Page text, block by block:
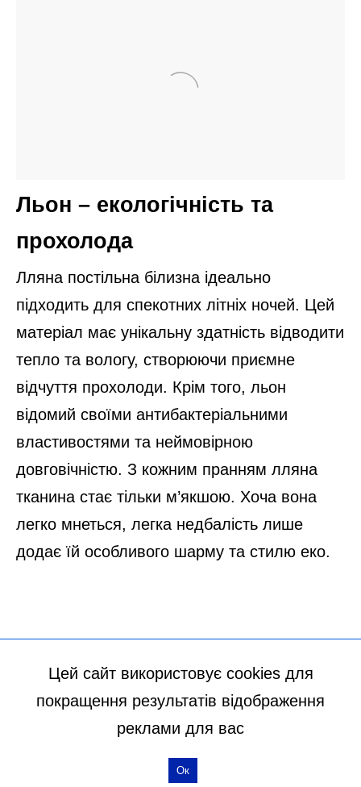
Цей сайт використовує cookies для
покращення результатів відображення
реклами для вас
Ок